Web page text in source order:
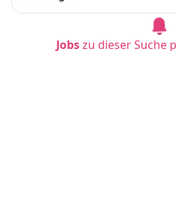
Jobszu dieser Suche